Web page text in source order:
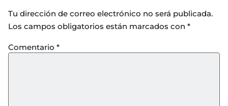
Tu dirección de correo electrónico no será publicada.
Los campos obligatorios están marcados con *
Comentario *